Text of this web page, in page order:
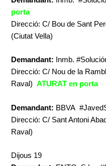
porta
Direcció: C/ Bou de Sant
(Ciutat Vella)
Demandant: Inmb.
Direcció: C/ Nou de la
Raval)ATURAT en porta
Demandant: BBVA
Direcció: C/ Sant Antoni
Raval)
Dijous 19